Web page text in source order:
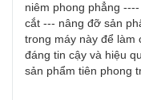
niêm phong phẳng
cắt --- nâng đỡ sản
trong máy này để làm
đáng tin cậy và hiệu
sản phẩm tiên phong